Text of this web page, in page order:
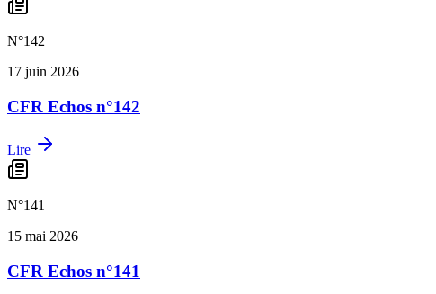
N°142
17 juin 2026
CFR Echos n°142
Lire
N°141
15 mai 2026
CFR Echos n°141